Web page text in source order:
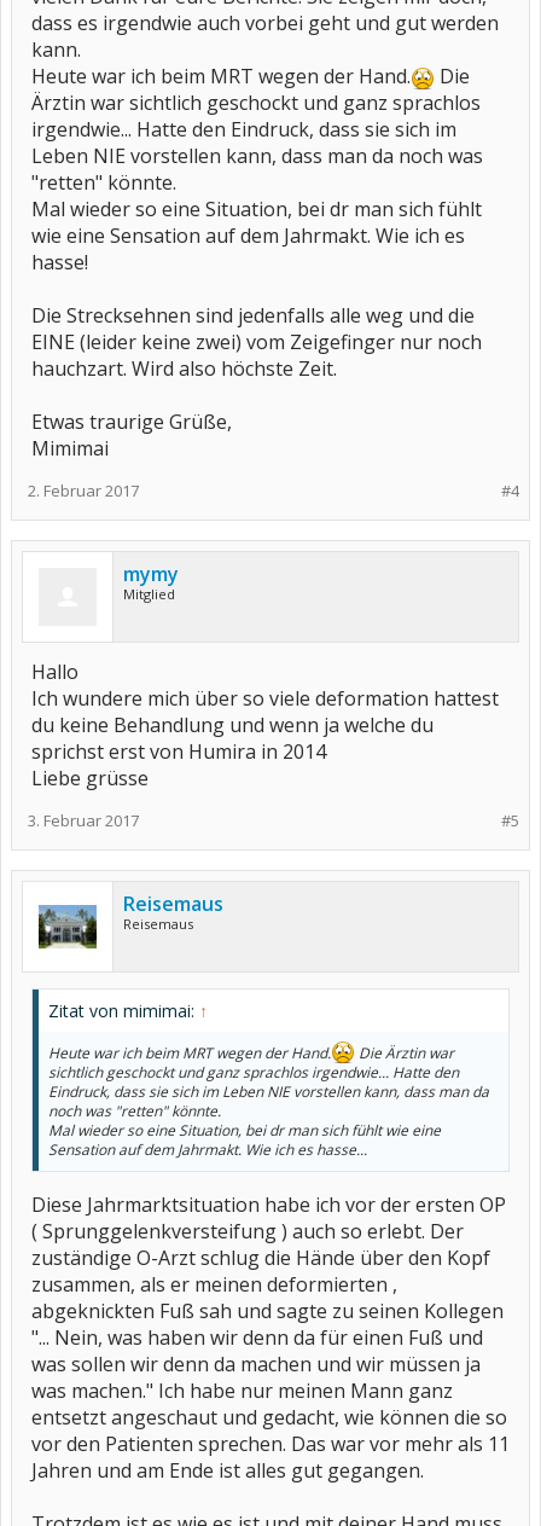
dass es irgendwie auch vorbei geht und gut werden
kann.
Heute war ich beim MRT wegen der Hand.
Die
Ärztin war sichtlich geschockt und ganz sprachlos
irgendwie... Hatte den Eindruck, dass sie sich im
Leben NIE vorstellen kann, dass man da noch was
"retten" könnte.
Mal wieder so eine Situation, bei dr man sich fühlt
wie eine Sensation auf dem Jahrmakt. Wie ich es
hasse!
Die Strecksehnen sind jedenfalls alle weg und die
EINE (leider keine zwei) vom Zeigefinger nur noch
hauchzart. Wird also höchste Zeit.
Etwas traurige Grüße,
Mimimai
#4
2. Februar 2017
mymy
Mitglied
Hallo
Ich wundere mich über so viele deformation hattest
du keine Behandlung und wenn ja welche du
sprichst erst von Humira in 2014
Liebe grüsse
#5
3. Februar 2017
Reisemaus
Reisemaus
Zitat von mimimai: ↑
Heute war ich beim MRT wegen der Hand.
Die Ärztin war
sichtlich geschockt und ganz sprachlos irgendwie... Hatte den
Eindruck, dass sie sich im Leben NIE vorstellen kann, dass man da
noch was "retten" könnte.
Mal wieder so eine Situation, bei dr man sich fühlt wie eine
Sensation auf dem Jahrmakt. Wie ich es hasse...
Diese Jahrmarktsituation habe ich vor der ersten OP
( Sprunggelenkversteifung ) auch so erlebt. Der
zuständige O-Arzt schlug die Hände über den Kopf
zusammen, als er meinen deformierten ,
abgeknickten Fuß sah und sagte zu seinen Kollegen
"... Nein, was haben wir denn da für einen Fuß und
was sollen wir denn da machen und wir müssen ja
was machen." Ich habe nur meinen Mann ganz
entsetzt angeschaut und gedacht, wie können die so
vor den Patienten sprechen. Das war vor mehr als 11
Jahren und am Ende ist alles gut gegangen.